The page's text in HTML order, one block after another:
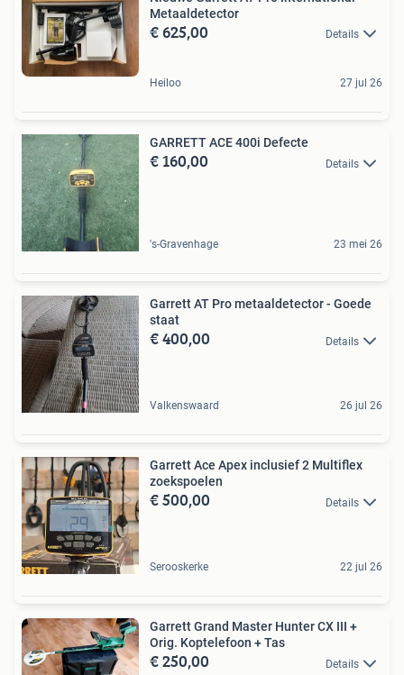
Metaaldetector
€ 625,00 Details
Heiloo 27 jul 26
GARRETT ACE 400i Defecte
€ 160,00 Details
's-Gravenhage 23 mei 26
Garrett AT Pro metaaldetector - Goede
staat
€ 400,00 Details
Valkenswaard 26 jul 26
Garrett Ace Apex inclusief 2 Multiflex
zoekspoelen
€ 500,00 Details
Serooskerke 22 jul 26
Garrett Grand Master Hunter CX III +
Orig. Koptelefoon + Tas
€ 250,00 Details